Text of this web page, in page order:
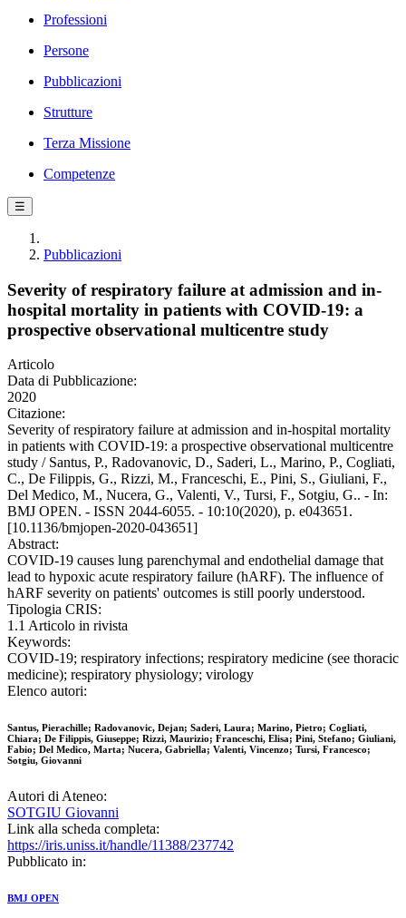
Professioni
Persone
Pubblicazioni
Strutture
Terza Missione
Competenze
☰
Pubblicazioni
Severity of respiratory failure at admission and in-
hospital mortality in patients with COVID-19: a
prospective observational multicentre study
Articolo
Data di Pubblicazione:
2020
Citazione:
Severity of respiratory failure at admission and in-hospital mortality
in patients with COVID-19: a prospective observational multicentre
study / Santus, P., Radovanovic, D., Saderi, L., Marino, P., Cogliati,
C., De Filippis, G., Rizzi, M., Franceschi, E., Pini, S., Giuliani, F.,
Del Medico, M., Nucera, G., Valenti, V., Tursi, F., Sotgiu, G.. - In:
BMJ OPEN. - ISSN 2044-6055. - 10:10(2020), p. e043651.
[10.1136/bmjopen-2020-043651]
Abstract:
COVID-19 causes lung parenchymal and endothelial damage that
lead to hypoxic acute respiratory failure (hARF). The influence of
hARF severity on patients' outcomes is still poorly understood.
Tipologia CRIS:
1.1 Articolo in rivista
Keywords:
COVID-19; respiratory infections; respiratory medicine (see thoracic
medicine); respiratory physiology; virology
Elenco autori:
Santus, Pierachille; Radovanovic, Dejan; Saderi, Laura; Marino, Pietro; Cogliati,
Chiara; De Filippis, Giuseppe; Rizzi, Maurizio; Franceschi, Elisa; Pini, Stefano; Giuliani,
Fabio; Del Medico, Marta; Nucera, Gabriella; Valenti, Vincenzo; Tursi, Francesco;
Sotgiu, Giovanni
Autori di Ateneo:
SOTGIU Giovanni
Link alla scheda completa:
https://iris.uniss.it/handle/11388/237742
Pubblicato in:
BMJ OPEN